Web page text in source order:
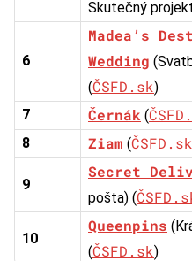
Skutečný
6
Madea’s
Wedding
(ČSFD.sk)
7 Černák (
8
Ziam (ČSFD.sk
9
Secret
pošta) (
10
Queenpins
(ČSFD.sk)